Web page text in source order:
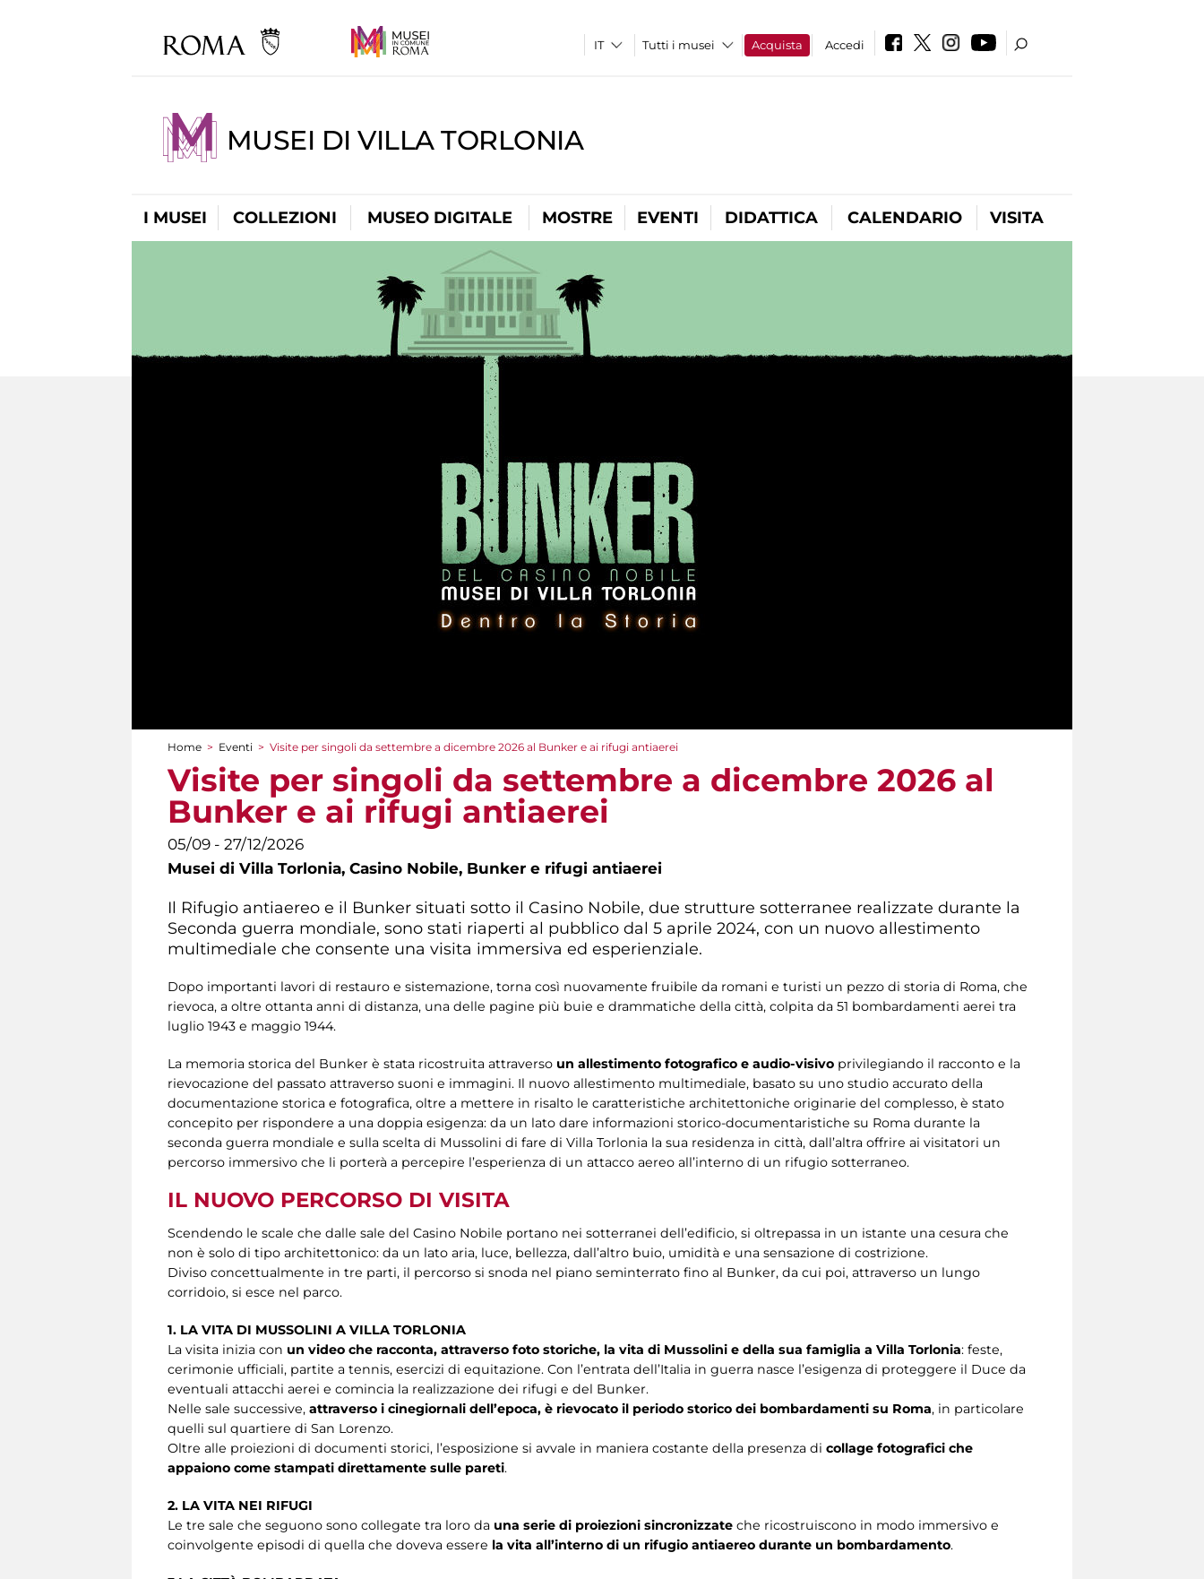
Tutti i musei Acquista Accedi
MUSEI DI VILLA TORLONIA
I MUSEI COLLEZIONI MUSEO DIGITALE MOSTRE EVENTI DIDATTICA CALENDARIO VISITA
Tu sei qui
Home > Eventi > Visite per singoli da settembre a dicembre 2026 al Bunker e ai rifugi antiaerei
Visite per singoli da settembre a dicembre 2026 al
Bunker e ai rifugi antiaerei
05/09 - 27/12/2026
Musei di Villa Torlonia, Casino Nobile, Bunker e rifugi antiaerei
Il Rifugio antiaereo e il Bunker situati sotto il Casino Nobile, due strutture sotterranee realizzate durante la
Seconda guerra mondiale, sono stati riaperti al pubblico dal 5 aprile 2024, con un nuovo allestimento
multimediale che consente una visita immersiva ed esperienziale.
Dopo importanti lavori di restauro e sistemazione, torna così nuovamente fruibile da romani e turisti un pezzo di storia di Roma, che
rievoca, a oltre ottanta anni di distanza, una delle pagine più buie e drammatiche della città, colpita da 51 bombardamenti aerei tra
luglio 1943 e maggio 1944.
La memoria storica del Bunker è stata ricostruita attraverso un allestimento fotografico e audio-visivo privilegiando il racconto e la
rievocazione del passato attraverso suoni e immagini. Il nuovo allestimento multimediale, basato su uno studio accurato della
documentazione storica e fotografica, oltre a mettere in risalto le caratteristiche architettoniche originarie del complesso, è stato
concepito per rispondere a una doppia esigenza: da un lato dare informazioni storico-documentaristiche su Roma durante la
seconda guerra mondiale e sulla scelta di Mussolini di fare di Villa Torlonia la sua residenza in città, dall’altra offrire ai visitatori un
percorso immersivo che li porterà a percepire l’esperienza di un attacco aereo all’interno di un rifugio sotterraneo.
IL NUOVO PERCORSO DI VISITA
Scendendo le scale che dalle sale del Casino Nobile portano nei sotterranei dell’edificio, si oltrepassa in un istante una cesura che
non è solo di tipo architettonico: da un lato aria, luce, bellezza, dall’altro buio, umidità e una sensazione di costrizione.
Diviso concettualmente in tre parti, il percorso si snoda nel piano seminterrato fino al Bunker, da cui poi, attraverso un lungo
corridoio, si esce nel parco.
1. LA VITA DI MUSSOLINI A VILLA TORLONIA
La visita inizia con un video che racconta, attraverso foto storiche, la vita di Mussolini e della sua famiglia a Villa Torlonia: feste,
cerimonie ufficiali, partite a tennis, esercizi di equitazione. Con l’entrata dell’Italia in guerra nasce l’esigenza di proteggere il Duce da
eventuali attacchi aerei e comincia la realizzazione dei rifugi e del Bunker.
Nelle sale successive, attraverso i cinegiornali dell’epoca, è rievocato il periodo storico dei bombardamenti su Roma, in particolare
quelli sul quartiere di San Lorenzo.
Oltre alle proiezioni di documenti storici, l’esposizione si avvale in maniera costante della presenza di collage fotografici che
appaiono come stampati direttamente sulle pareti.
2. LA VITA NEI RIFUGI
Le tre sale che seguono sono collegate tra loro da una serie di proiezioni sincronizzate che ricostruiscono in modo immersivo e
coinvolgente episodi di quella che doveva essere la vita all’interno di un rifugio antiaereo durante un bombardamento.